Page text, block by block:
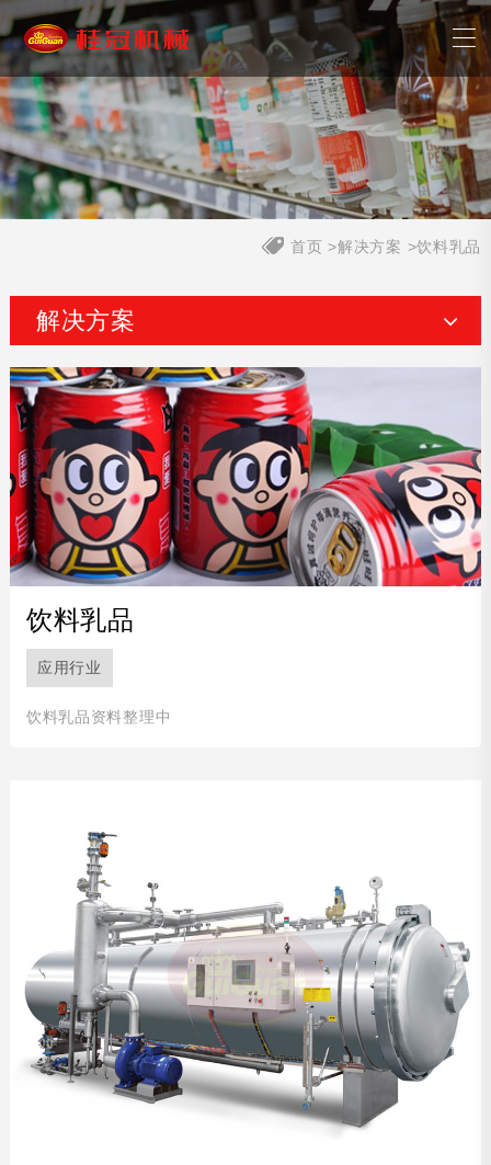
首页 >解决方案 >饮料乳品
解决方案
应用行业
饮料乳品
肉类
海鲜类
休闲保健品
粥类
食品罐头
宠物食品
农产品
袋装
玻璃瓶/罐
含气包装
饮料乳品
应用行业
饮料乳品资料整理中